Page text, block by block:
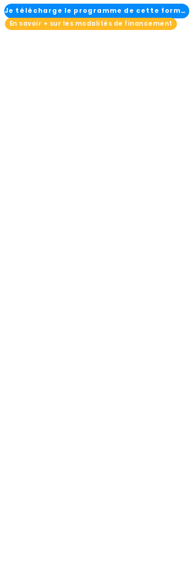
Je télécharge le programme de cette formation
En savoir + sur les modalités de financement